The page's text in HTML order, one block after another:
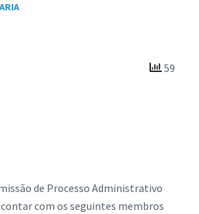
59
de Processo Administrativo
com os seguintes membros